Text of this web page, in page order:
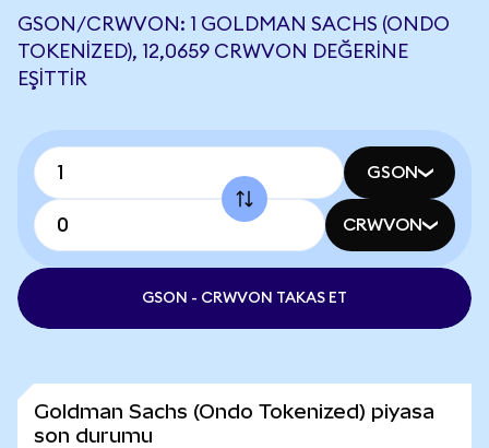
GSON/CRWVON: 1 GOLDMAN SACHS (ONDO
TOKENIZED), 12,0659 CRWVON DEĞERINE
EŞITTIR
GSON
CRWVON
GSON - CRWVON TAKAS ET
Goldman Sachs (Ondo Tokenized) piyasa
son durumu